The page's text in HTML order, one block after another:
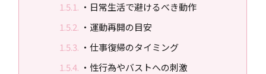
・日常生活で避けるべき動作
・運動再開の目安
・仕事復帰のタイミング
・性行為やバストへの刺激